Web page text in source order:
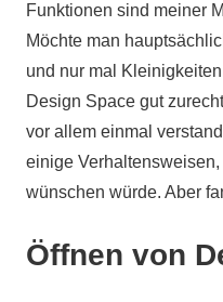
Funktionen sind meiner
Möchte man
und nur mal
Design Space gut
vor allem einmal
einige
wünschen würde. Aber
Öffnen von